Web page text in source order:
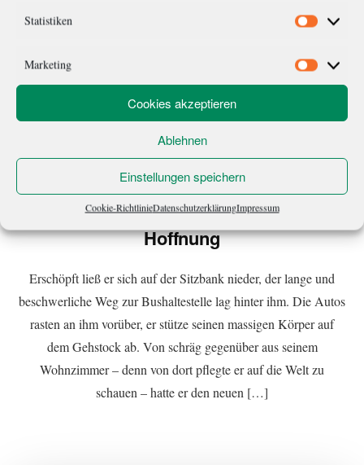
Statistiken
Marketing
Cookies akzeptieren
Ablehnen
Einstellungen speichern
Cookie-RichtlinieDatenschutzerklärungImpressum
immer. Er war den ganzen Weg zurückgelaufen und hatte alles
abgesucht, aber er hatte sie nicht mehr gefunden. Überall war
sie dabei gewesen, war mit ihm um die Welt gereist, und jetzt
war sie weg. Morgen würde er eine andere kaufen, andere
würden diese […]
Hoffnung
Erschöpft ließ er sich auf der Sitzbank nieder, der lange und
beschwerliche Weg zur Bushaltestelle lag hinter ihm. Die Autos
rasten an ihm vorüber, er stütze seinen massigen Körper auf
dem Gehstock ab. Von schräg gegenüber aus seinem
Wohnzimmer – denn von dort pflegte er auf die Welt zu
schauen – hatte er den neuen […]